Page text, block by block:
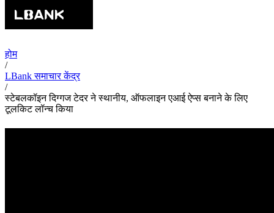
होम
/
LBank समाचार केंद्र
/
स्टेबलकॉइन दिग्गज टेदर ने स्थानीय, ऑफलाइन एआई ऐप्स बनाने के लिए
टूलकिट लॉन्च किया